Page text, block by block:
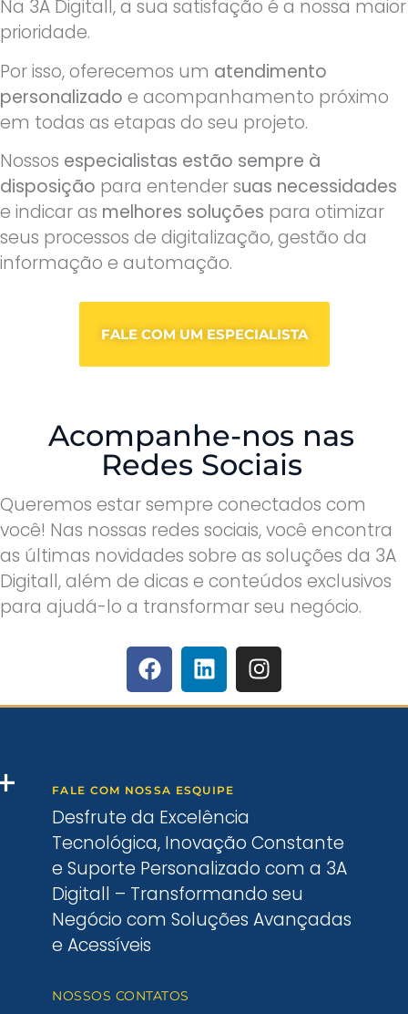
Na 3A Digitall, a sua satisfação é a nossa maior
prioridade.
Por isso, oferecemos um atendimento
personalizado e acompanhamento próximo
em todas as etapas do seu projeto.
Nossos especialistas estão sempre à
disposição para entender suas necessidades
e indicar as melhores soluções para otimizar
seus processos de digitalização, gestão da
informação e automação.
FALE COM UM ESPECIALISTA
Acompanhe-nos nas
Redes Sociais
Queremos estar sempre conectados com
você! Nas nossas redes sociais, você encontra
as últimas novidades sobre as soluções da 3A
Digitall, além de dicas e conteúdos exclusivos
para ajudá-lo a transformar seu negócio.
FALE COM NOSSA ESQUIPE
Desfrute da Excelência
Tecnológica, Inovação Constante
e Suporte Personalizado com a 3A
Digitall – Transformando seu
Negócio com Soluções Avançadas
e Acessíveis
NOSSOS CONTATOS